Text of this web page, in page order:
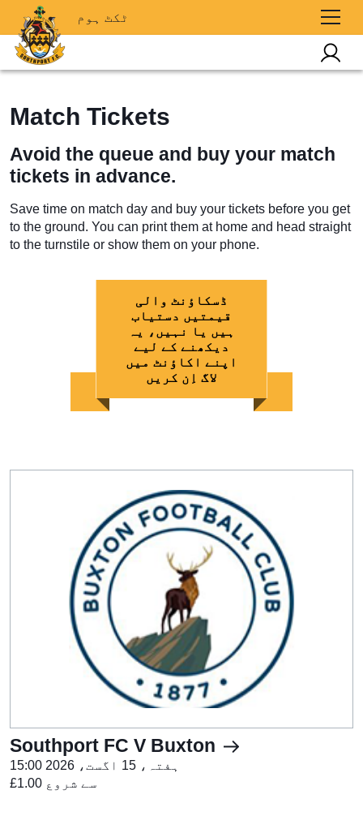
ٹکٹ ہوم
Match Tickets
Avoid the queue and buy your match
tickets in advance.
Save time on match day and buy your tickets before you get
to the ground. You can print them at home and head straight
to the turnstile or show them on your phone.
ڈسکاؤنٹ والی
قیمتیں دستیاب
ہیں یا نہیں، یہ
دیکھنے کے لیے
اپنے اکاؤنٹ میں
لاگ اِن کریں
Southport FC V Buxton
ہفتہ، 15 اگست، 2026 15:00
£1.00 سے شروع